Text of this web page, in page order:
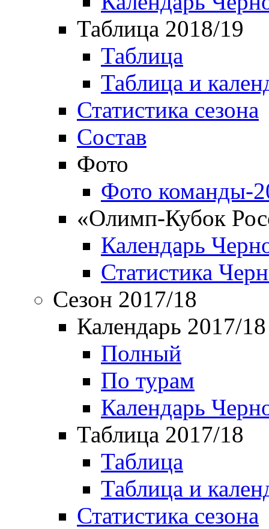
Таблица 2018/19
Таблица
Таблица и
Статистика сезона
Состав
Фото
Фото команды-
«Олимп-Кубок
Календарь
Статистика
Сезон 2017/18
Календарь 2017/18
Полный
По турам
Календарь
Таблица 2017/18
Таблица
Таблица и
Статистика сезона